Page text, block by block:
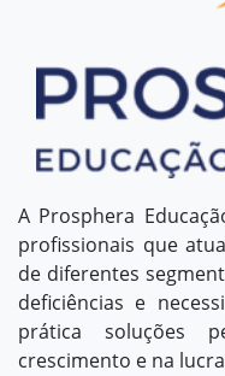
A Prosphera
profissionais que
de diferentes
deficiências e
prática soluções
crescimento e na